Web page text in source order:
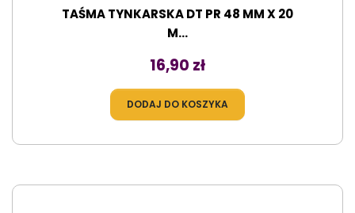
TAŚMA TYNKARSKA DT PR 48 MM X 20
M...
Cena
16,90 zł
DODAJ DO KOSZYKA